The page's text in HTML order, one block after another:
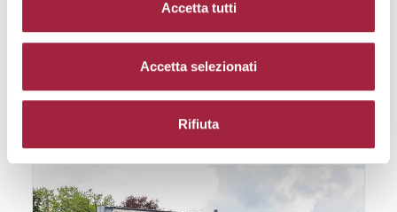
Accetta tutti
Accetta selezionati
Rifiuta
READ MORE